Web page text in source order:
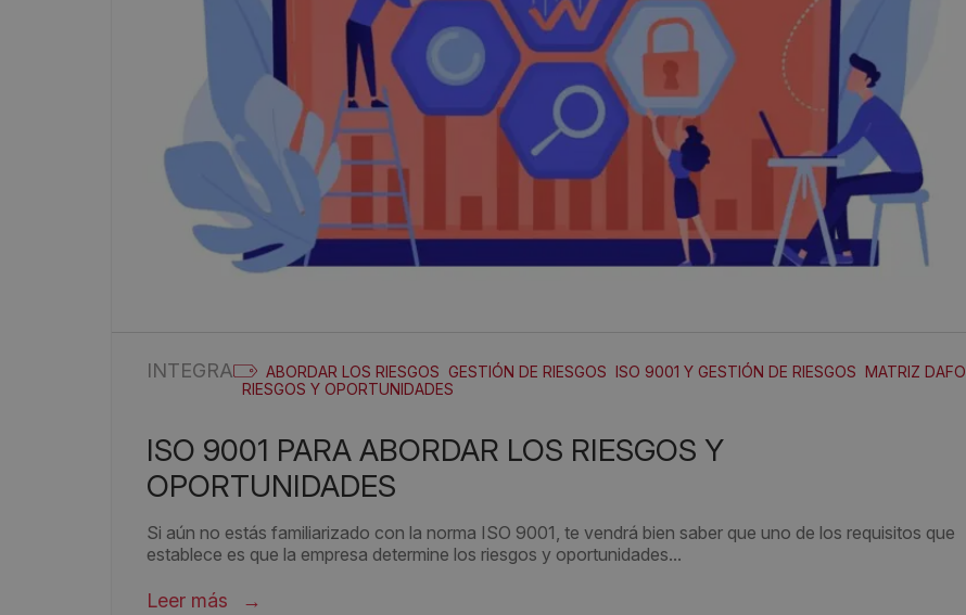
INTEGRA ABORDAR LOS RIESGOS GESTIÓN DE RIESGOS ISO 9001 Y GESTIÓN DE RIESGOS MATRIZ DAFO
RIESGOS Y OPORTUNIDADES
ISO 9001 PARA ABORDAR LOS RIESGOS Y
OPORTUNIDADES
Si aún no estás familiarizado con la norma ISO 9001, te vendrá bien saber que uno de los requisitos que
establece es que la empresa determine los riesgos y oportunidades...
Leer más